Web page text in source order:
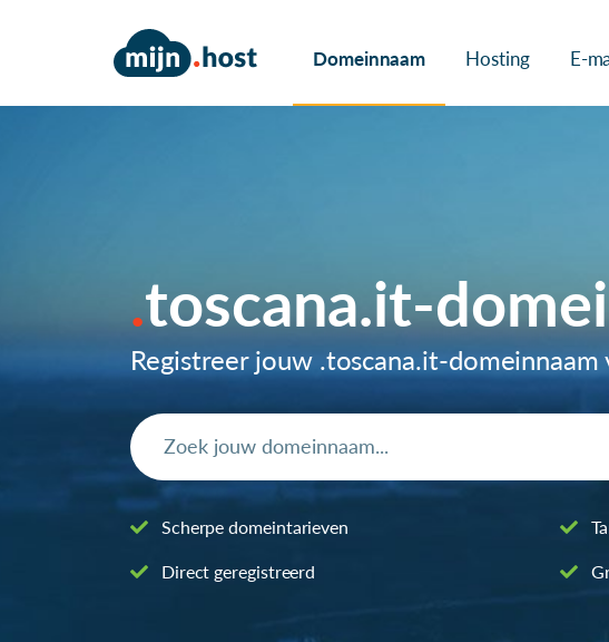
Domeinnaam Hosting E-
toscana.it-
Registreer jouw .toscana.it-
Scherpe domeintarieven
Direct geregistreerd